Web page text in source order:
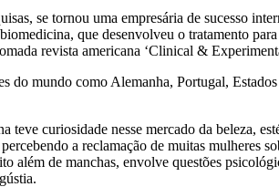
se tornou uma empresária de sucesso
que desenvolveu o tratamento
revista americana ‘Clinical &
do mundo como Alemanha, Portugal,
curiosidade nesse mercado da beleza,
a reclamação de muitas mulheres
além de manchas, envolve questões